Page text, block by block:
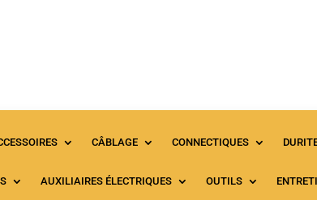
CÂBLAGE CONNECTIQUES
AUXILIAIRES ÉLECTRIQUES OUTILS